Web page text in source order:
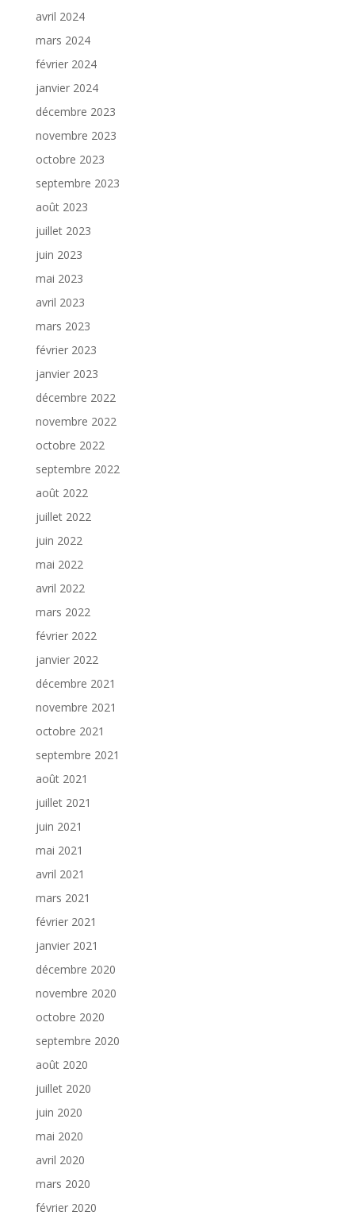
avril 2024
mars 2024
février 2024
janvier 2024
décembre 2023
novembre 2023
octobre 2023
septembre 2023
août 2023
juillet 2023
juin 2023
mai 2023
avril 2023
mars 2023
février 2023
janvier 2023
décembre 2022
novembre 2022
octobre 2022
septembre 2022
août 2022
juillet 2022
juin 2022
mai 2022
avril 2022
mars 2022
février 2022
janvier 2022
décembre 2021
novembre 2021
octobre 2021
septembre 2021
août 2021
juillet 2021
juin 2021
mai 2021
avril 2021
mars 2021
février 2021
janvier 2021
décembre 2020
novembre 2020
octobre 2020
septembre 2020
août 2020
juillet 2020
juin 2020
mai 2020
avril 2020
mars 2020
février 2020